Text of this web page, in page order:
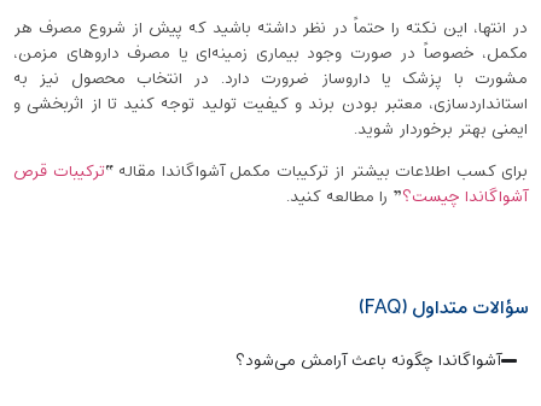
در انتها، این نکته را حتماً در نظر داشته باشید که پیش از شروع مصرف هر
مکمل، خصوصاً در صورت وجود بیماری زمینه‌ای یا مصرف داروهای مزمن،
مشورت با پزشک یا داروساز ضرورت دارد. در انتخاب محصول نیز به
استانداردسازی، معتبر بودن برند و کیفیت تولید توجه کنید تا از اثربخشی و
ایمنی بهتر برخوردار شوید.
برای کسب اطلاعات بیشتر از ترکیبات مکمل آشواگاندا مقاله‌ “ترکیبات قرص
آشواگاندا چیست؟” را مطالعه کنید.
سؤالات متداول (FAQ)
آشواگاندا چگونه باعث آرامش می‌شود؟